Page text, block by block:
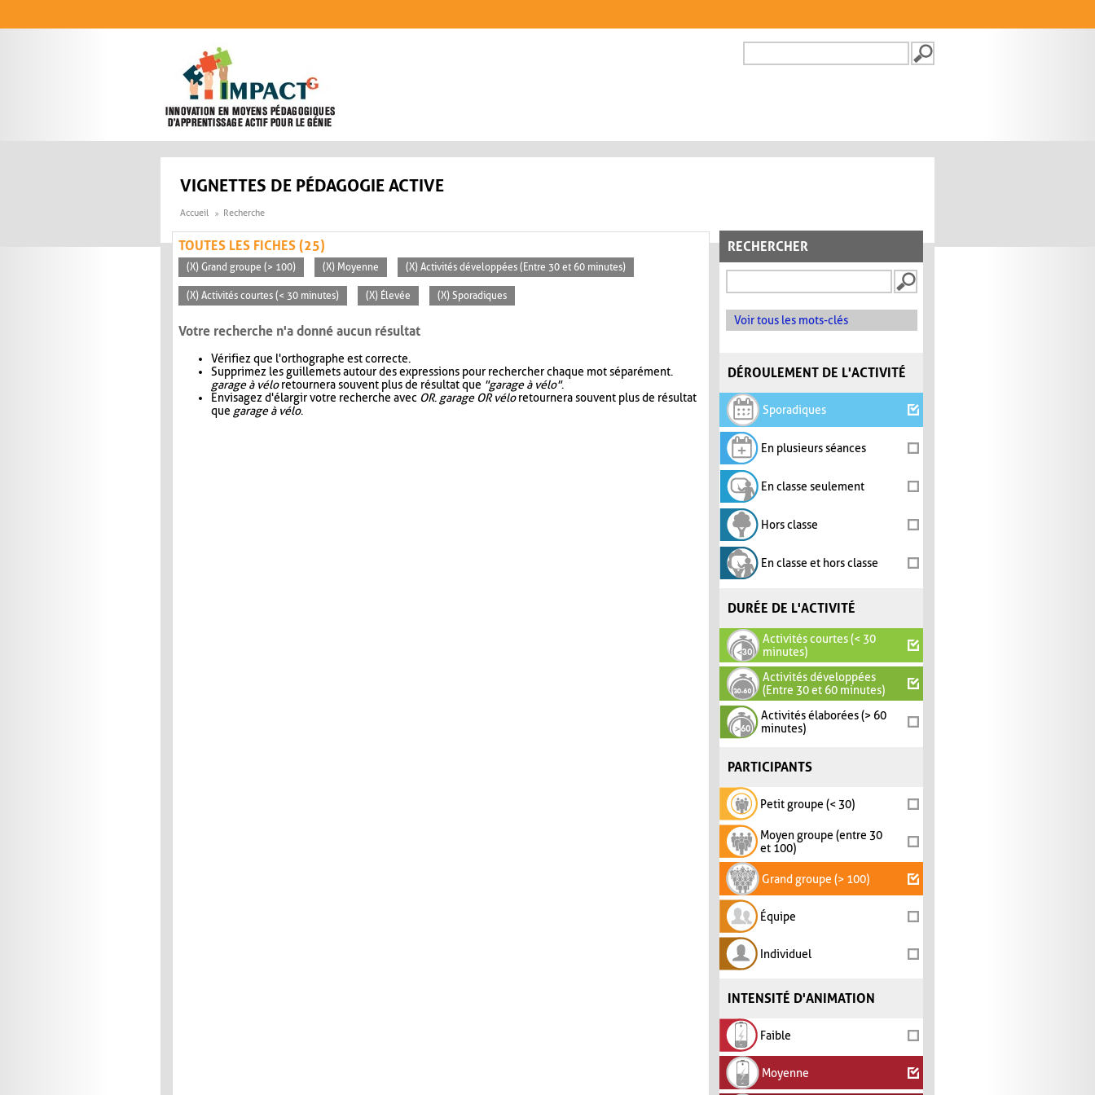
FORMULAIRE DE
VIGNETTES DE PÉDAGOGIE ACTIVE
Accueil Recherche
RECHERCHER
Voir tous les mots-clés
DÉROULEMENT DE L'ACTIVITÉ
Sporadiques
En plusieurs séances
En classe seulement
Hors classe
En classe et hors classe
DURÉE DE L'ACTIVITÉ
Activités courtes (< 30
minutes)
Activités développées
(Entre 30 et 60 minutes)
Activités élaborées (> 60
minutes)
PARTICIPANTS
Petit groupe (< 30)
Moyen groupe (entre 30
et 100)
Grand groupe (> 100)
Équipe
Individuel
INTENSITÉ D'ANIMATION
Faible
Moyenne
TOUTES LES FICHES (25)
(X) Grand groupe (> 100) (X) Moyenne (X) Activités développées (Entre 30 et 60 minutes)
(X) Activités courtes (< 30 minutes) (X) Élevée (X) Sporadiques
Votre recherche n'a donné aucun résultat
Vérifiez que l'orthographe est correcte.
Supprimez les guillemets autour des expressions pour rechercher chaque mot séparément.
garage à véloretournera souvent plus de résultat que "garage à vélo".
Envisagez d'élargir votre recherche avec OR. garage OR véloretournera souvent plus de résultat
que garage à vélo.